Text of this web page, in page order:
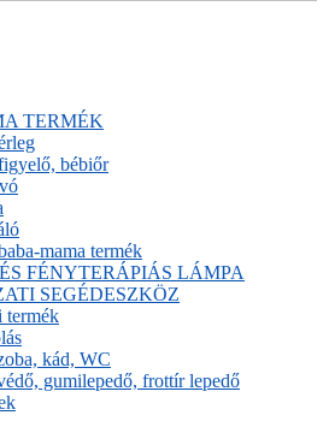
TERMÉK
bébiőr
mama termék
FÉNYTERÁPIÁS LÁMPA
SEGÉDESZKÖZ
termék
kád, WC
gumilepedő, frottír lepedő